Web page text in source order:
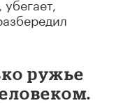
ружье